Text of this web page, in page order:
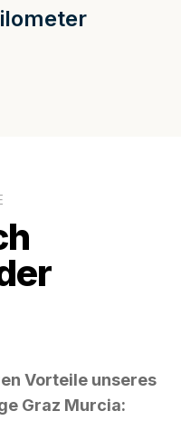
Vorteile unseres
Graz Murcia: